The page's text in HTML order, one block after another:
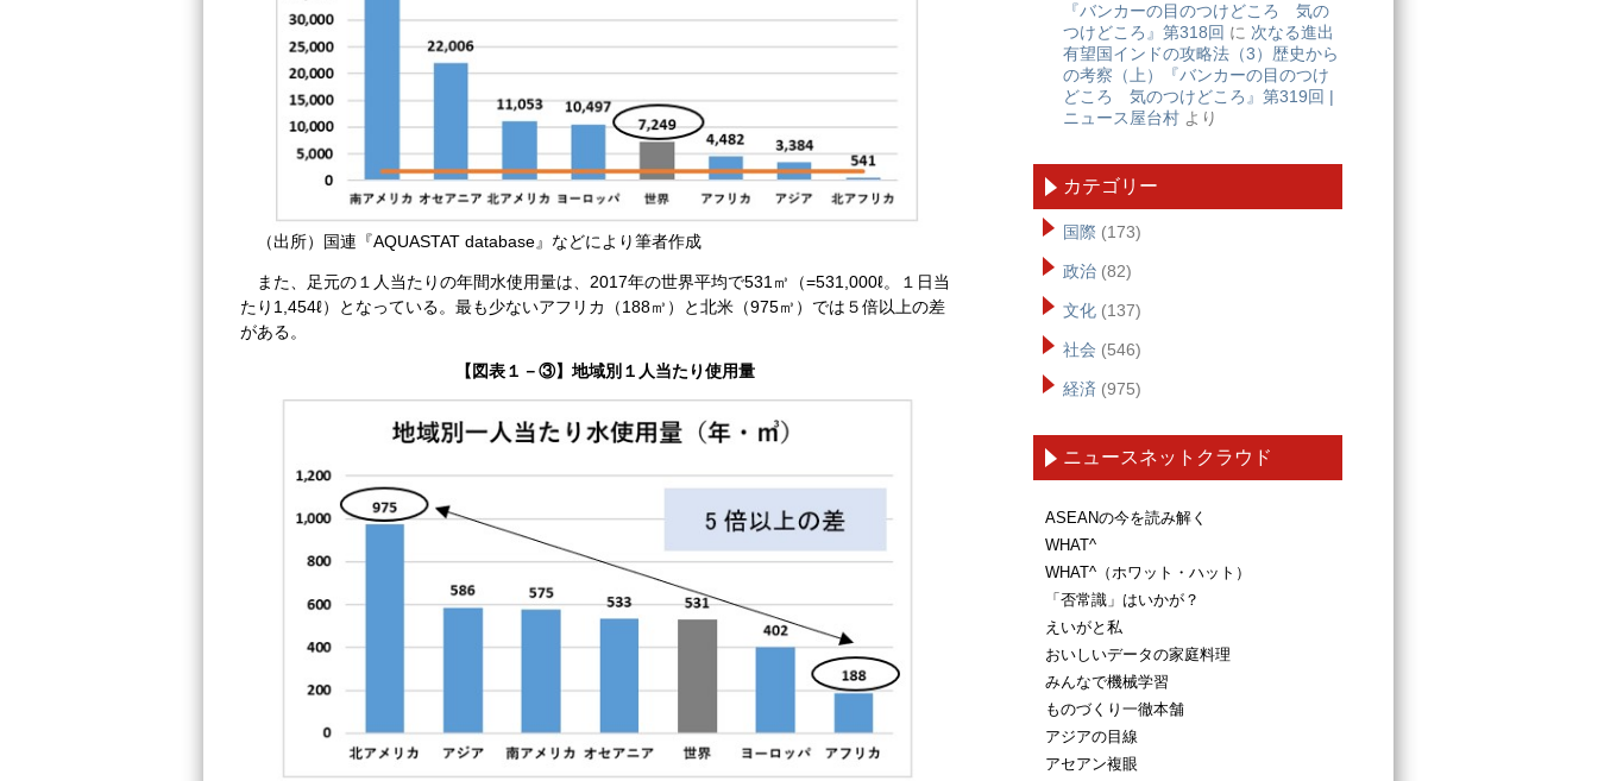
（出所）国連『AQUASTAT database』などにより筆者作成
また、足元の１人当たりの年間水使用量は、2017年の世界平均で531㎥（=531,000ℓ。１日当
たり1,454ℓ）となっている。最も少ないアフリカ（188㎥）と北米（975㎥）では５倍以上の差
がある。
【図表１－③】地域別１人当たり使用量
『バンカーの目のつけどころ 気の
つけどころ』第318回 に 次なる進出
有望国インドの攻略法（3）歴史から
の考察（上）『バンカーの目のつけ
どころ 気のつけどころ』第319回 |
ニュース屋台村 より
カテゴリー
国際 (173)
政治 (82)
文化 (137)
社会 (546)
経済 (975)
ニュースネットクラウド
ASEANの今を読み解く
WHAT^
WHAT^（ホワット・ハット）
「否常識」はいかが？
えいがと私
おいしいデータの家庭料理
みんなで機械学習
ものづくり一徹本舗
アジアの目線
アセアン複眼